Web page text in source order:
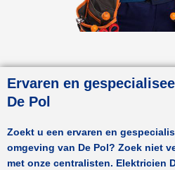
Ervaren en
De Pol
Zoekt u een ervaren en
omgeving van De Pol ? Zoek niet
met onze centralisten. Elektricien